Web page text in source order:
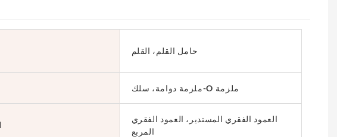
حامل القلم، القلم
ملزمة دوامة، سلك-O ملزمة
العمود الفقري المستدير، العمود الفقري
المربع